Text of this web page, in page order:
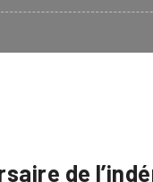
de